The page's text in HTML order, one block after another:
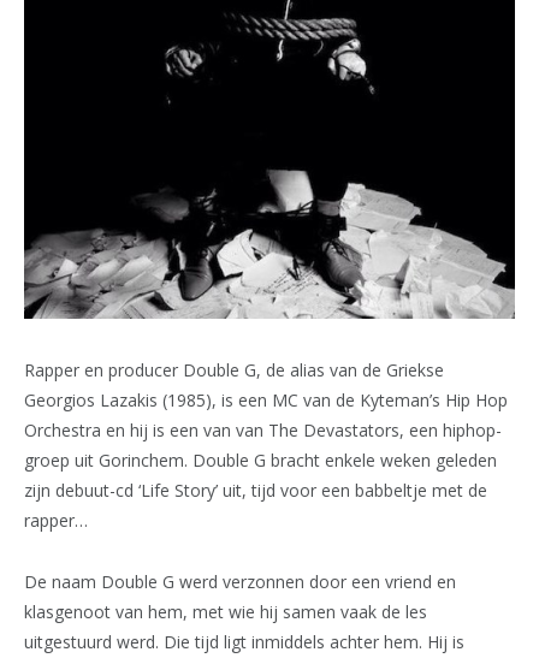
Rapper en producer Double G, de alias van de Griekse
Georgios Lazakis (1985), is een MC van de Kyteman’s Hip Hop
Orchestra en hij is een van van The Devastators, een hiphop-
groep uit Gorinchem. Double G bracht enkele weken geleden
zijn debuut-cd ‘Life Story’ uit, tijd voor een babbeltje met de
rapper…
De naam Double G werd verzonnen door een vriend en
klasgenoot van hem, met wie hij samen vaak de les
uitgestuurd werd. Die tijd ligt inmiddels achter hem. Hij is